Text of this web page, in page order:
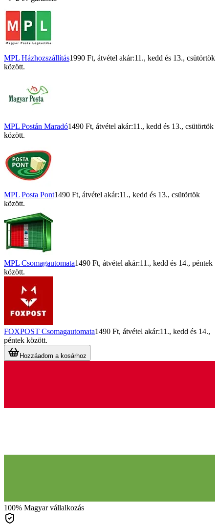
MPL Házhozszállítás1990 Ft, átvétel akár:11., kedd és 13., csütörtök
között.
MPL Postán Maradó1490 Ft, átvétel akár:11., kedd és 13., csütörtök
között.
MPL Posta Pont1490 Ft, átvétel akár:11., kedd és 13., csütörtök
között.
MPL Csomagautomata1490 Ft, átvétel akár:11., kedd és 14., péntek
között.
FOXPOST Csomagautomata1490 Ft, átvétel akár:11., kedd és 14.,
péntek között.
Hozzáadom a kosárhoz
100% Magyar vállalkozás